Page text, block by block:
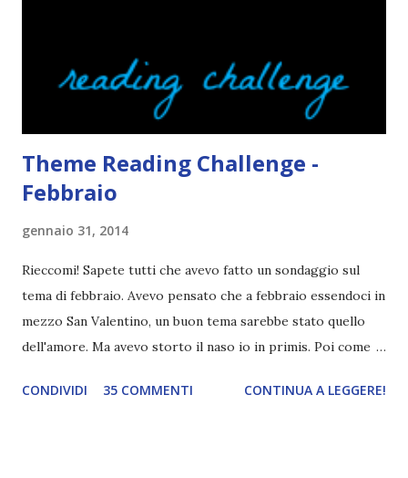
dei libri sono dei grandi lettori, fatto sta che io non ho mai
trovato una scena in ...
Theme Reading Challenge -
Febbraio
gennaio 31, 2014
Rieccomi! Sapete tutti che avevo fatto un sondaggio sul
tema di febbraio. Avevo pensato che a febbraio essendoci in
mezzo San Valentino, un buon tema sarebbe stato quello
dell'amore. Ma avevo storto il naso io in primis. Poi come
più difficili e fare decidere a voi lettori tra storie d'amore
CONDIVIDI 35 COMMENTI CONTINUA A LEGGERE!